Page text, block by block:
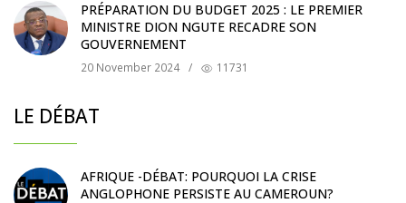
PRÉPARATION DU BUDGET 2025 : LE PREMIER
MINISTRE DION NGUTE RECADRE SON
GOUVERNEMENT
20 November 2024 / 11731
LE DÉBAT
AFRIQUE -DÉBAT: POURQUOI LA CRISE
ANGLOPHONE PERSISTE AU CAMEROUN?